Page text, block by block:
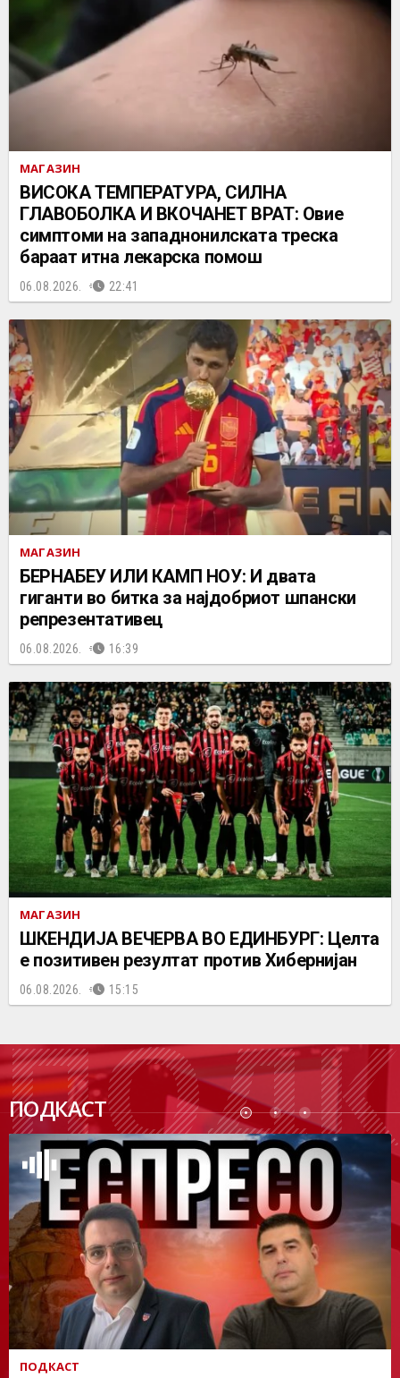
МАГАЗИН
ВИСОКА ТЕМПЕРАТУРА, СИЛНА
ГЛАВОБОЛКА И ВКОЧАНЕТ ВРАТ: Овие
симптоми на западнонилската треска
бараат итна лекарска помош
06.08.2026. 22:41
МАГАЗИН
БЕРНАБЕУ ИЛИ КАМП НОУ: И двата
гиганти во битка за најдобриот шпански
репрезентативец
06.08.2026. 16:39
МАГАЗИН
ШКЕНДИЈА ВЕЧЕРВА ВО ЕДИНБУРГ: Целта
е позитивен резултат против Хибернијан
06.08.2026. 15:15
ПОДКАСТ
ПОДК
АСТ
ПОДКАСТ